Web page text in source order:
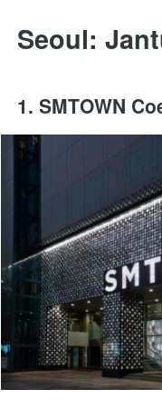
Seoul:
1. SMTOWN